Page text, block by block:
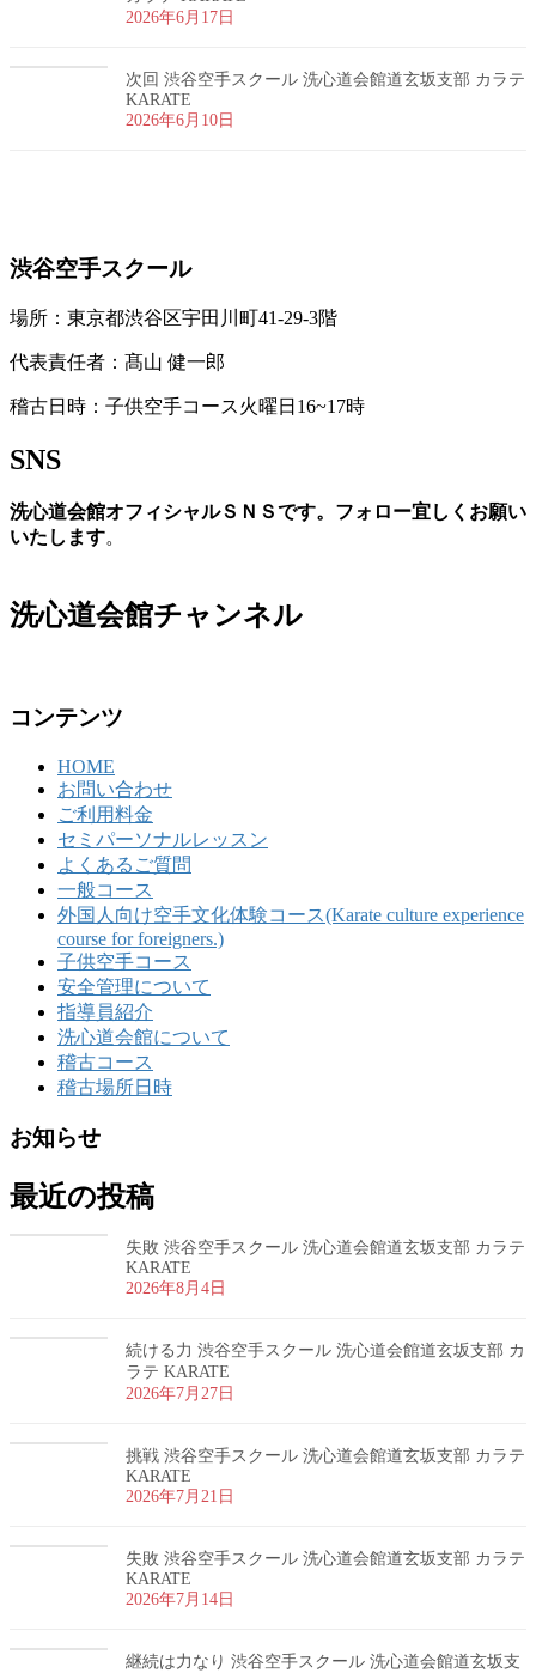
2026年6月17日
次回 渋谷空手スクール 洗心道会館道玄坂支部 カラテ
KARATE
2026年6月10日
渋谷空手スクール
場所：東京都渋谷区宇田川町41-29-3階
代表責任者：髙山 健一郎
稽古日時：子供空手コース火曜日16~17時
SNS
洗心道会館オフィシャルＳＮＳです。フォロー宜しくお願い
いたします。
洗心道会館チャンネル
コンテンツ
HOME
お問い合わせ
ご利用料金
セミパーソナルレッスン
よくあるご質問
一般コース
外国人向け空手文化体験コース(Karate culture experience
course for foreigners.)
子供空手コース
安全管理について
指導員紹介
洗心道会館について
稽古コース
稽古場所日時
お知らせ
最近の投稿
失敗 渋谷空手スクール 洗心道会館道玄坂支部 カラテ
KARATE
2026年8月4日
続ける力 渋谷空手スクール 洗心道会館道玄坂支部 カ
ラテ KARATE
2026年7月27日
挑戦 渋谷空手スクール 洗心道会館道玄坂支部 カラテ
KARATE
2026年7月21日
失敗 渋谷空手スクール 洗心道会館道玄坂支部 カラテ
KARATE
2026年7月14日
継続は力なり 渋谷空手スクール 洗心道会館道玄坂支